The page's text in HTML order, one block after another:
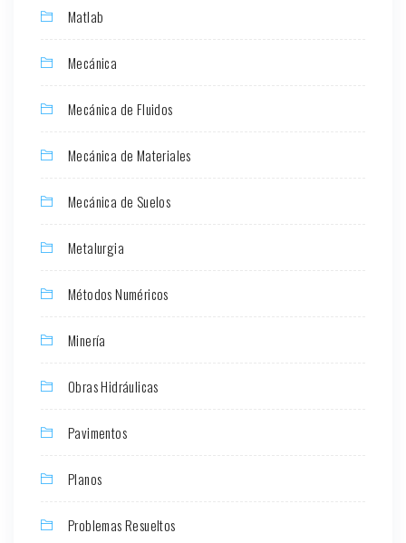
Matlab
Mecánica
Mecánica de Fluidos
Mecánica de Materiales
Mecánica de Suelos
Metalurgia
Métodos Numéricos
Minería
Obras Hidráulicas
Pavimentos
Planos
Problemas Resueltos